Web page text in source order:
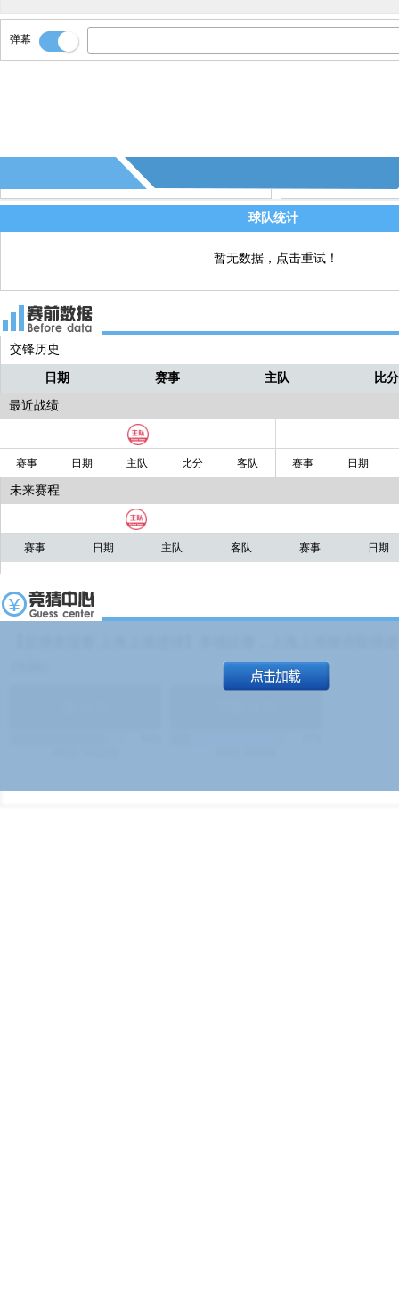
弹幕
球队统计
暂无数据，点击重试！
交锋历史
日期 赛事 主队 比分
最近战绩
赛事 日期 主队 比分 客队 赛事 日期
未来赛程
赛事 日期 主队 客队 赛事 日期